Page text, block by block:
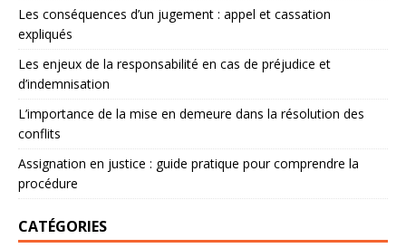
Les conséquences d’un jugement : appel et cassation
expliqués
Les enjeux de la responsabilité en cas de préjudice et
d’indemnisation
L’importance de la mise en demeure dans la résolution des
conflits
Assignation en justice : guide pratique pour comprendre la
procédure
CATÉGORIES